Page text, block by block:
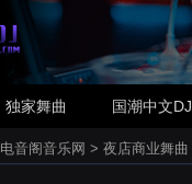
独家舞曲 国潮中文DJ
电音阁音乐网 > 夜店商业舞曲